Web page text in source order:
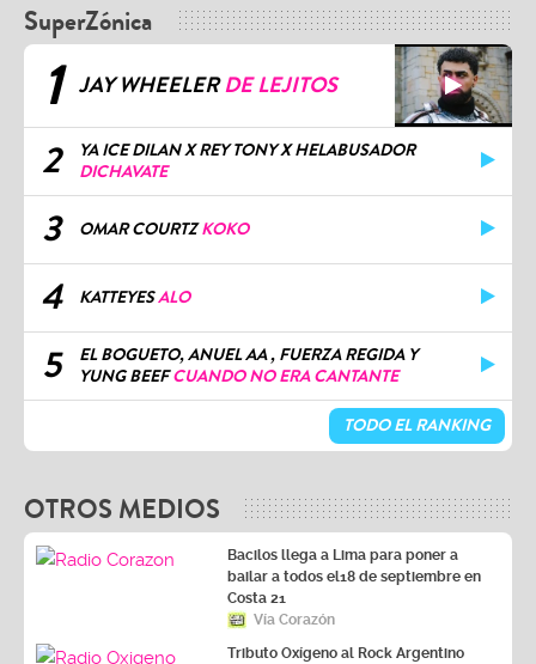
SuperZónica
1 JAY WHEELERDE LEJITOS
2
YA ICE DILAN X REY TONY X HELABUSADOR
DICHAVATE
3 OMAR COURTZKOKO
4 KATTEYESALO
5
EL BOGUETO, ANUEL AA , FUERZA REGIDA Y
YUNG BEEFCUANDO NO ERA CANTANTE
TODO EL RANKING
OTROS MEDIOS
Bacilos llega a Lima para poner a
bailar a todos el18 de septiembre en
Costa 21
Vía Corazón
Tributo Oxígeno al Rock Argentino